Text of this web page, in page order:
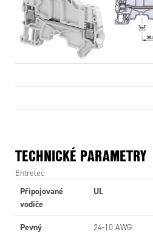
TECHNICKÉ PARAMETRY
Entrelec
Připojované
vodiče
UL
Pevný 24-10 AWG